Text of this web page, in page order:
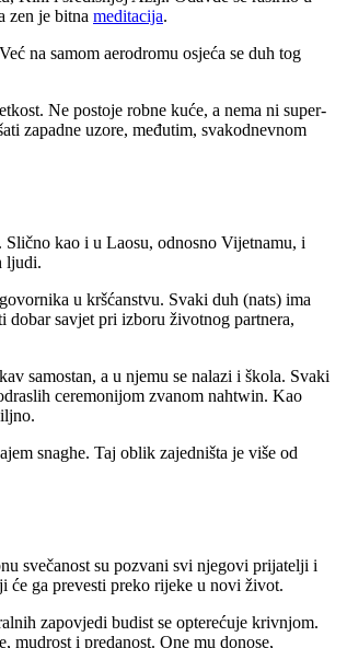
zen je bitna meditacija.
na samom aerodromu osjeća se duh tog
Ne postoje robne kuće, a nema ni super-
zapadne uzore, međutim, svakodnevnom
kao i u Laosu, odnosno Vijetnamu, i
ljudi.
u kršćanstvu. Svaki duh (nats) ima
dobar savjet pri izboru životnog partnera,
samostan, a u njemu se nalazi i škola. Svaki
ceremonijom zvanom nahtwin. Kao
snaghe. Taj oblik zajedništa je više od
svečanost su pozvani svi njegovi prijatelji i
će ga prevesti preko rijeke u novi život.
zapovjedi budist se opterećuje krivnjom.
mudrost i predanost. One mu donose,